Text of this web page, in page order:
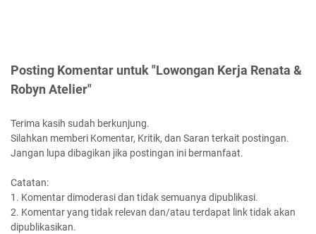
Posting Komentar untuk "Lowongan Kerja Renata &
Robyn Atelier"
Terima kasih sudah berkunjung.
Silahkan memberi Komentar, Kritik, dan Saran terkait postingan.
Jangan lupa dibagikan jika postingan ini bermanfaat.
Catatan:
1. Komentar dimoderasi dan tidak semuanya dipublikasi.
2. Komentar yang tidak relevan dan/atau terdapat link tidak akan
dipublikasikan.